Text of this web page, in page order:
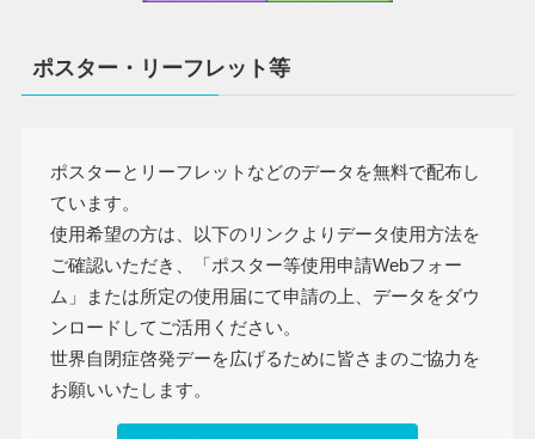
ポスター・リーフレット等
ポスターとリーフレットなどのデータを無料で配布し
ています。
使用希望の方は、以下のリンクよりデータ使用方法を
ご確認いただき、「ポスター等使用申請Webフォー
ム」または所定の使用届にて申請の上、データをダウ
ンロードしてご活用ください。
世界自閉症啓発デーを広げるために皆さまのご協力を
お願いいたします。